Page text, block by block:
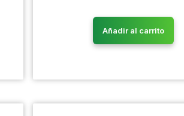
Añadir al carrito